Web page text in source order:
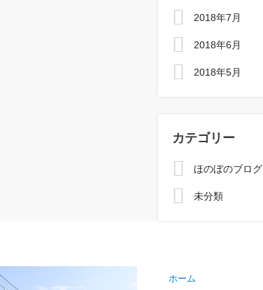
2018年7月
2018年6月
2018年5月
カテゴリー
ほのぼのブログ
未分類
ホーム